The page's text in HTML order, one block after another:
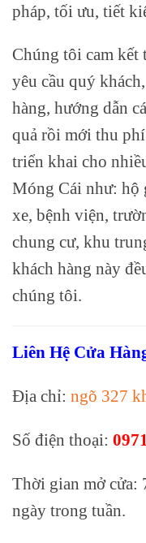
pháp, tối ưu, tiết
Chúng tôi cam kết
yêu cầu quý
hàng, hướng dẫn
quả rồi mới thu
triển khai cho
Móng Cái như: hộ
xe, bệnh viện,
chung cư, khu
khách hàng này
chúng tôi.
Liên Hệ Cửa
Địa chỉ: ngõ 327
Số điện thoại:
Thời gian mở cửa:
ngày trong tuần.